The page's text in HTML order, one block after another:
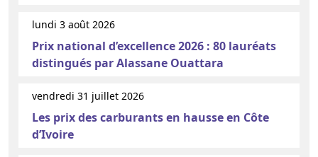
lundi 3 août 2026
Prix national d’excellence 2026 : 80 lauréats
distingués par Alassane Ouattara
vendredi 31 juillet 2026
Les prix des carburants en hausse en Côte
d’Ivoire